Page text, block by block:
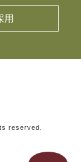
用
reserved.